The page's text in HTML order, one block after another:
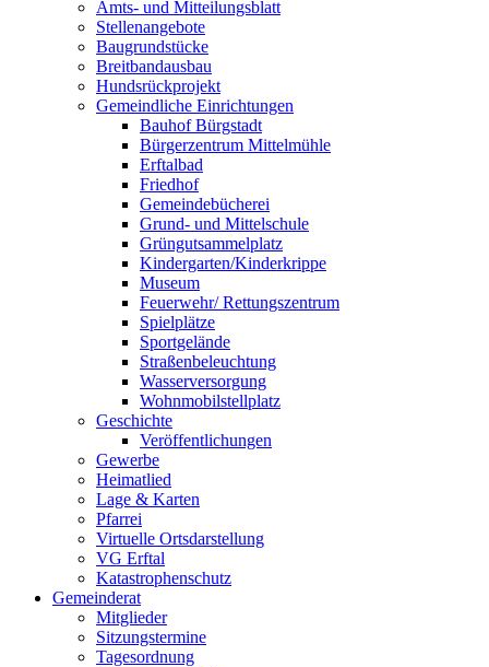
Amts- und Mitteilungsblatt
Stellenangebote
Baugrundstücke
Breitbandausbau
Hundsrückprojekt
Gemeindliche Einrichtungen
Bauhof Bürgstadt
Bürgerzentrum Mittelmühle
Erftalbad
Friedhof
Gemeindebücherei
Grund- und Mittelschule
Grüngutsammelplatz
Kindergarten/Kinderkrippe
Museum
Feuerwehr/ Rettungszentrum
Spielplätze
Sportgelände
Straßenbeleuchtung
Wasserversorgung
Wohnmobilstellplatz
Geschichte
Veröffentlichungen
Gewerbe
Heimatlied
Lage & Karten
Pfarrei
Virtuelle Ortsdarstellung
VG Erftal
Katastrophenschutz
Gemeinderat
Mitglieder
Sitzungstermine
Tagesordnung